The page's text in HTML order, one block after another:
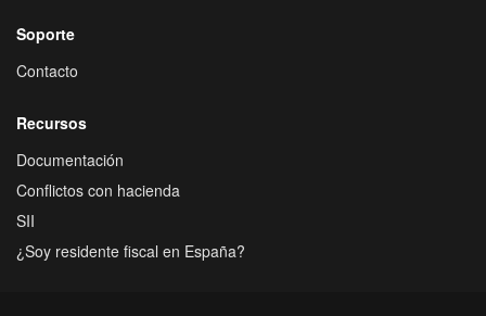
Soporte
Contacto
Recursos
Documentación
Conflictos con hacienda
SII
¿Soy residente fiscal en España?